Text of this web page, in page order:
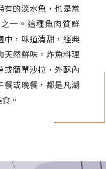
有的淡水魚，也是當
一。這種魚肉質鮮
中，味道清甜，經典
天然鮮味。炸魚料理
或簡單沙拉，外酥內
餐或晚餐，都是凡湖
。